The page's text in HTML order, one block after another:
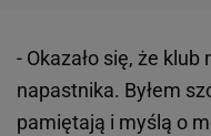
- Okazało się, że
napastnika. Byłem
pamiętają i myślą o